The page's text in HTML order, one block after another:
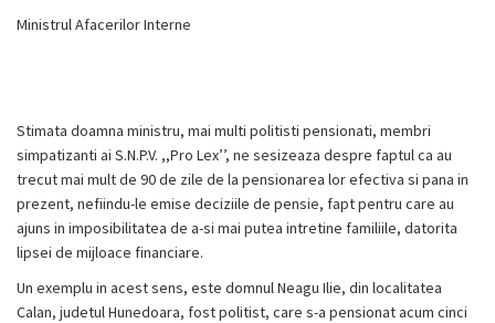
Ministrul Afacerilor Interne
Stimata doamna ministru, mai multi politisti pensionati, membri
simpatizanti ai S.N.P.V. ,,Pro Lex’’, ne sesizeaza despre faptul ca au
trecut mai mult de 90 de zile de la pensionarea lor efectiva si pana in
prezent, nefiindu-le emise deciziile de pensie, fapt pentru care au
ajuns in imposibilitatea de a-si mai putea intretine familiile, datorita
lipsei de mijloace financiare.
Un exemplu in acest sens, este domnul Neagu Ilie, din localitatea
Calan, judetul Hunedoara, fost politist, care s-a pensionat acum cinci